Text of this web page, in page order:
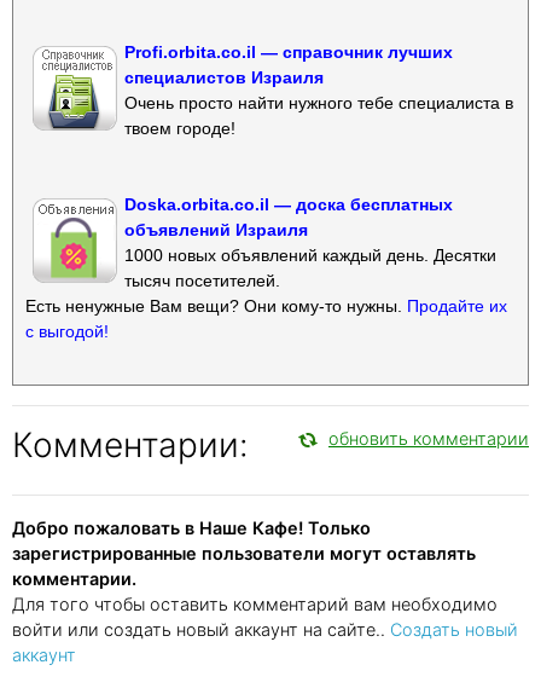
Profi.orbita.co.il — справочник лучших
специалистов Израиля
Очень просто найти нужного тебе специалиста в
твоем городе!
Doska.orbita.co.il — доска бесплатных
объявлений Израиля
1000 новых объявлений каждый день. Десятки
тысяч посетителей.
Есть ненужные Вам вещи? Они кому-то нужны. Продайте их
с выгодой!
Комментарии: обновить комментарии
Добро пожаловать в Наше Кафе! Только
зарегистрированные пользователи могут оставлять
комментарии.
Для того чтобы оставить комментарий вам необходимо
войти или создать новый аккаунт на сайте.. Создать новый
аккаунт